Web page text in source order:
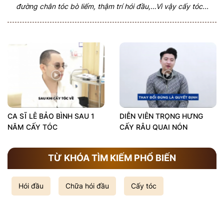
đường chân tóc bò liếm, thậm trí hói đầu,…Vì vậy cấy tóc...
CA SĨ LÊ BẢO BÌNH SAU 1
NĂM CẤY TÓC
DIỄN VIÊN TRỌNG HƯNG
CẤY RÂU QUAI NÓN
TỪ KHÓA TÌM KIẾM PHỔ BIẾN
Hói đầu Chữa hói đầu Cấy tóc